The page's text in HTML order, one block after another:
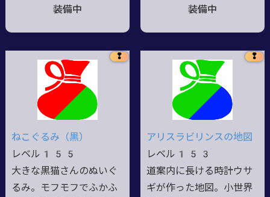
装備中 装備中
❢
ねこぐるみ（黒）
レベル155
大きな黒猫さんのぬいぐ
るみ。モフモフでふかふ
❢
アリスラビリンスの地図
レベル153
道案内に長ける時計ウサ
ギが作った地図。小世界